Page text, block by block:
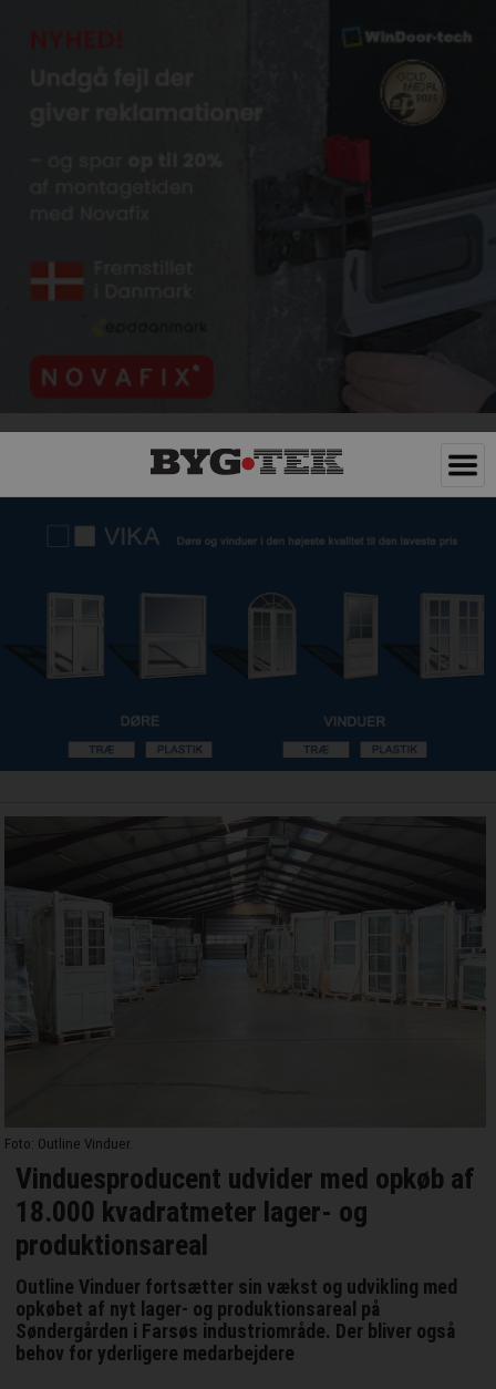
Foto: Outline Vinduer.
Vinduesproducent udvider med opkøb af
18.000 kvadratmeter lager- og
produktionsareal
Outline Vinduer fortsætter sin vækst og udvikling med
opkøbet af nyt lager- og produktionsareal på
Søndergården i Farsøs industriområde. Der bliver også
behov for yderligere medarbejdere